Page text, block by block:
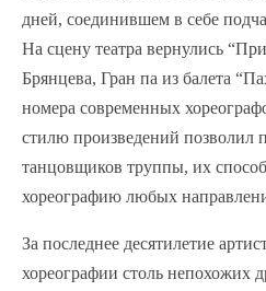
дней, соединившем в себе
На сцену театра вернулись
Брянцева, Гран па из балета
номера современных
стилю произведений позволил
танцовщиков труппы, их
хореографию любых
За последнее десятилетие
хореографии столь непохожих